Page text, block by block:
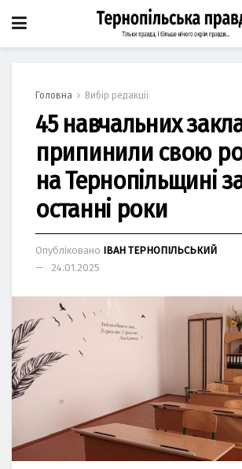
Головна Вибір редакції
45 навчальних
припинили свою
на Тернопільщині
останні роки
Опубліковано ІВАН ТЕРНОПІЛЬСЬКИЙ
24.01.2025